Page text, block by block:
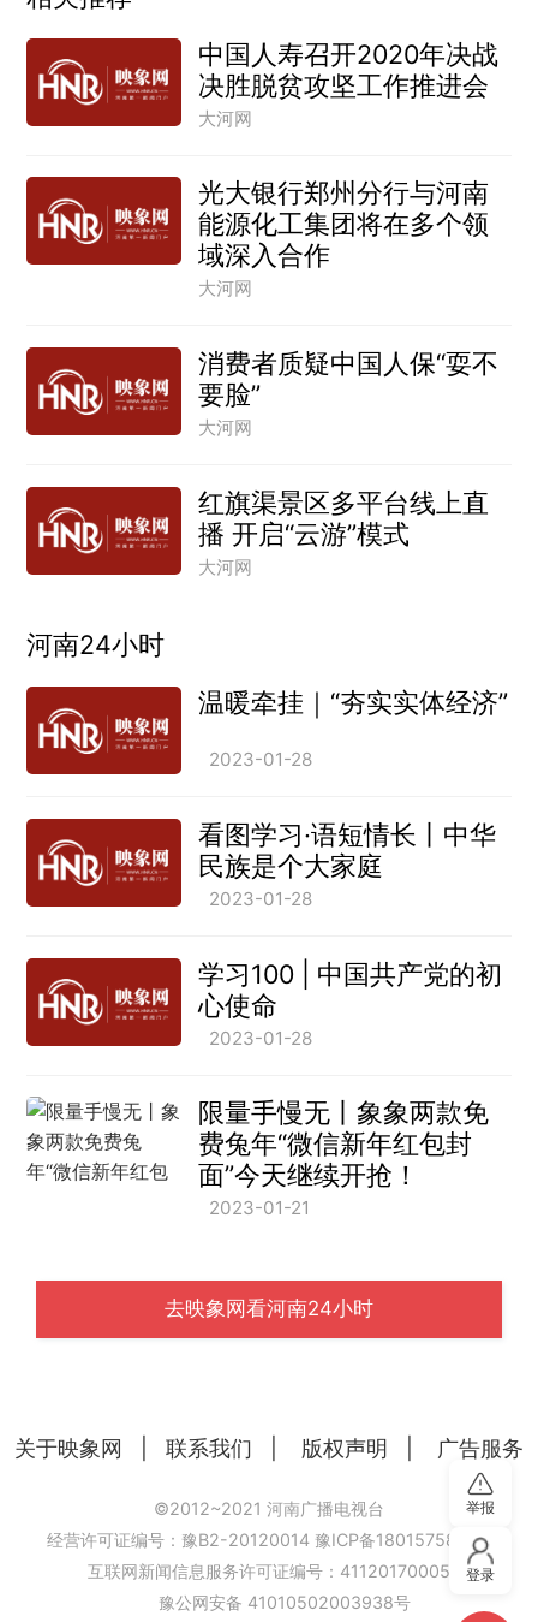
中国人寿召开2020年决战
决胜脱贫攻坚工作推进会
大河网
光大银行郑州分行与河南
能源化工集团将在多个领
域深入合作
大河网
消费者质疑中国人保“耍不
要脸”
大河网
红旗渠景区多平台线上直
播 开启“云游”模式
大河网
河南24小时
温暖牵挂｜“夯实实体经济”
2023-01-28
看图学习·语短情长丨中华
民族是个大家庭
2023-01-28
学习100 | 中国共产党的初
心使命
2023-01-28
限量手慢无丨象象两款免
费兔年“微信新年红包封
面”今天继续开抢！
2023-01-21
去映象网看河南24小时
关于映象网 联系我们 版权声明 广告服务
©2012~2021 河南广播电视台
经营许可证编号：豫B2-20120014 豫ICP备18015758号-6
互联网新闻信息服务许可证编号：41120170005
豫公网安备 41010502003938号
举报
登录